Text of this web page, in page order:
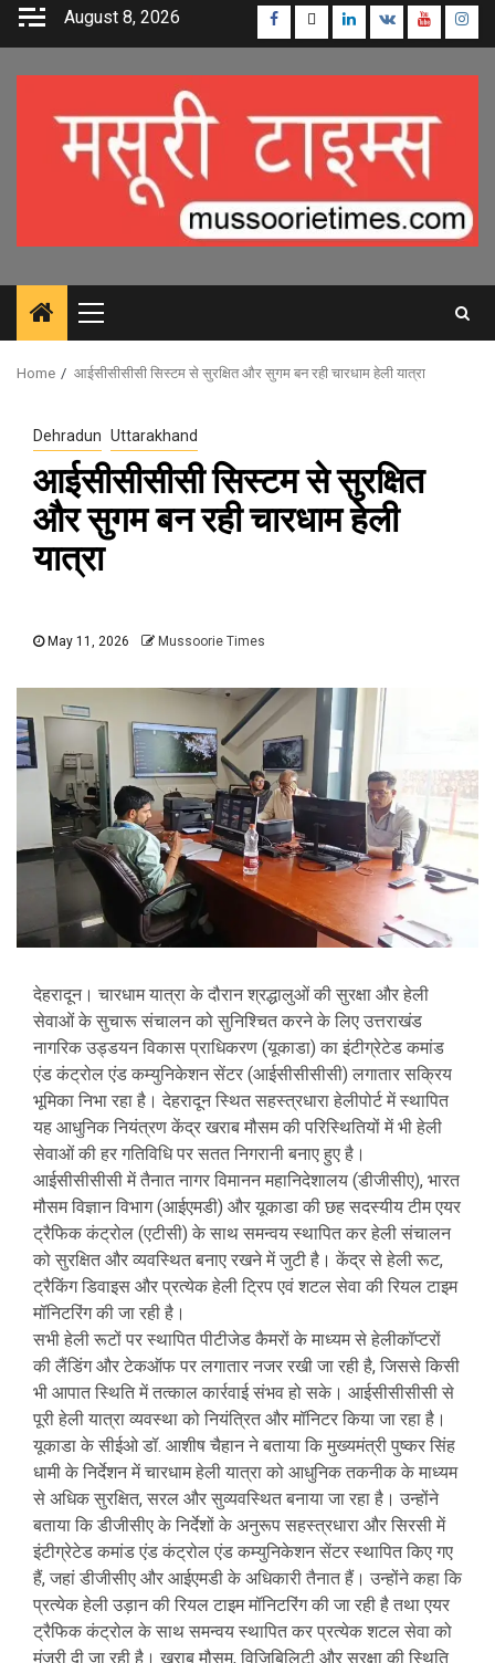
Skip
August 8, 2026 Facebook
TwitterLinkedin
VK Youtube
Primary
Menu
Home आईसीसीसीसी सिस्टम से सुरक्षित और सुगम बन रही चारधाम हेली यात्रा
Dehradun Uttarakhand
आईसीसीसीसी सिस्टम से सुरक्षित
और सुगम बन रही चारधाम हेली
यात्रा
May 11, 2026 Mussoorie Times
देहरादून। चारधाम यात्रा के दौरान श्रद्धालुओं की सुरक्षा और हेली
सेवाओं के सुचारू संचालन को सुनिश्चित करने के लिए उत्तराखंड
नागरिक उड्डयन विकास प्राधिकरण (यूकाडा) का इंटीग्रेटेड कमांड
एंड कंट्रोल एंड कम्युनिकेशन सेंटर (आईसीसीसीसी) लगातार सक्रिय
भूमिका निभा रहा है। देहरादून स्थित सहस्त्रधारा हेलीपोर्ट में स्थापित
यह आधुनिक नियंत्रण केंद्र खराब मौसम की परिस्थितियों में भी हेली
सेवाओं की हर गतिविधि पर सतत निगरानी बनाए हुए है।
आईसीसीसीसी में तैनात नागर विमानन महानिदेशालय (डीजीसीए), भारत
मौसम विज्ञान विभाग (आईएमडी) और यूकाडा की छह सदस्यीय टीम एयर
ट्रैफिक कंट्रोल (एटीसी) के साथ समन्वय स्थापित कर हेली संचालन
को सुरक्षित और व्यवस्थित बनाए रखने में जुटी है। केंद्र से हेली रूट,
ट्रैकिंग डिवाइस और प्रत्येक हेली ट्रिप एवं शटल सेवा की रियल टाइम
मॉनिटरिंग की जा रही है।
सभी हेली रूटों पर स्थापित पीटीजेड कैमरों के माध्यम से हेलीकॉप्टरों
की लैंडिंग और टेकऑफ पर लगातार नजर रखी जा रही है, जिससे किसी
भी आपात स्थिति में तत्काल कार्रवाई संभव हो सके। आईसीसीसीसी से
पूरी हेली यात्रा व्यवस्था को नियंत्रित और मॉनिटर किया जा रहा है।
यूकाडा के सीईओ डॉ. आशीष चैहान ने बताया कि मुख्यमंत्री पुष्कर सिंह
धामी के निर्देशन में चारधाम हेली यात्रा को आधुनिक तकनीक के माध्यम
से अधिक सुरक्षित, सरल और सुव्यवस्थित बनाया जा रहा है। उन्होंने
बताया कि डीजीसीए के निर्देशों के अनुरूप सहस्त्रधारा और सिरसी में
इंटीग्रेटेड कमांड एंड कंट्रोल एंड कम्युनिकेशन सेंटर स्थापित किए गए
हैं, जहां डीजीसीए और आईएमडी के अधिकारी तैनात हैं। उन्होंने कहा कि
प्रत्येक हेली उड़ान की रियल टाइम मॉनिटरिंग की जा रही है तथा एयर
ट्रैफिक कंट्रोल के साथ समन्वय स्थापित कर प्रत्येक शटल सेवा को
मंजूरी दी जा रही है। खराब मौसम, विजिबिलिटी और सुरक्षा की स्थिति